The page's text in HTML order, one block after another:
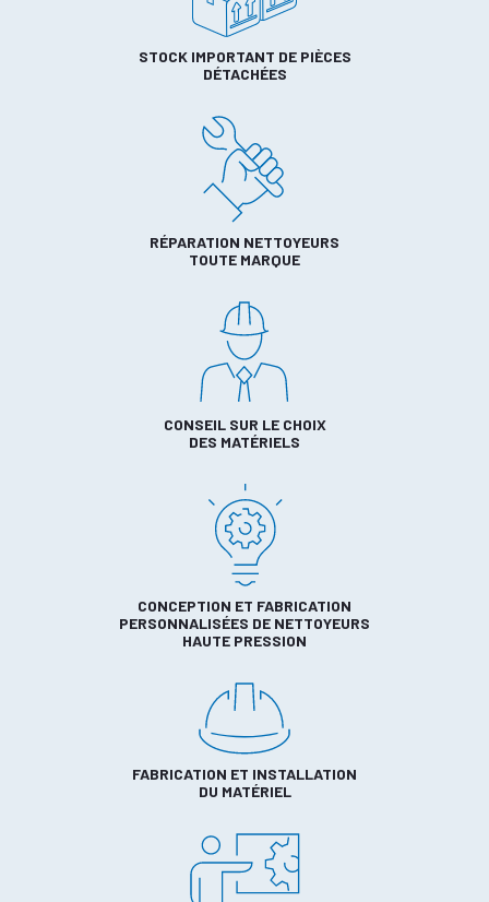
STOCK IMPORTANT DE PIÈCES
DÉTACHÉES
RÉPARATION NETTOYEURS
TOUTE MARQUE
CONSEIL SUR LE CHOIX
DES MATÉRIELS
CONCEPTION ET FABRICATION
PERSONNALISÉES DE NETTOYEURS
HAUTE PRESSION
FABRICATION ET INSTALLATION
DU MATÉRIEL